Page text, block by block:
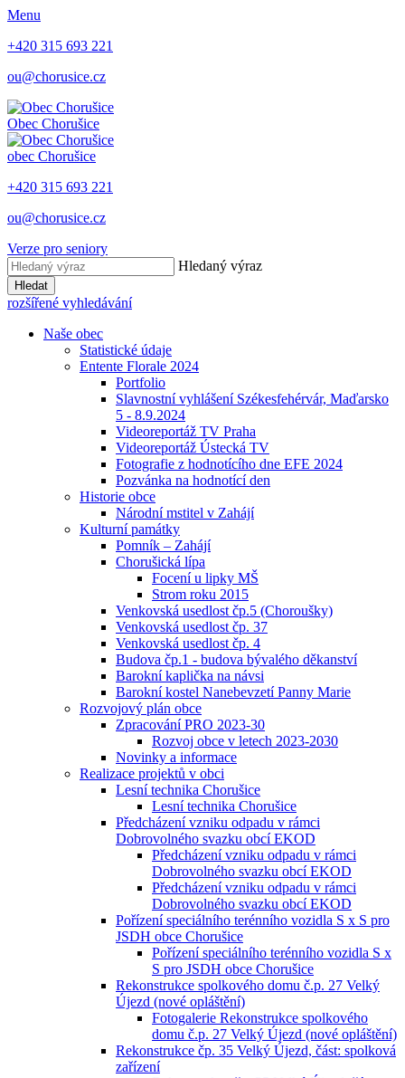
Menu
+420 315 693 221
ou@chorusice.cz
Obec Chorušice
obec Chorušice
+420 315 693 221
ou@chorusice.cz
Verze pro seniory
Hledaný výraz
Hledat
rozšířené vyhledávání
Naše obec
Statistické údaje
Entente Florale 2024
Portfolio
Slavnostní vyhlášení Székesfehérvár, Maďarsko
5 - 8.9.2024
Videoreportáž TV Praha
Videoreportáž Ústecká TV
Fotografie z hodnotícího dne EFE 2024
Pozvánka na hodnotící den
Historie obce
Národní mstitel v Zahájí
Kulturní památky
Pomník – Zahájí
Chorušická lípa
Focení u lipky MŠ
Strom roku 2015
Venkovská usedlost čp.5 (Choroušky)
Venkovská usedlost čp. 37
Venkovská usedlost čp. 4
Budova čp.1 - budova bývalého děkanství
Barokní kaplička na návsi
Barokní kostel Nanebevzetí Panny Marie
Rozvojový plán obce
Zpracování PRO 2023-30
Rozvoj obce v letech 2023-2030
Novinky a informace
Realizace projektů v obci
Lesní technika Chorušice
Lesní technika Chorušice
Předcházení vzniku odpadu v rámci
Dobrovolného svazku obcí EKOD
Předcházení vzniku odpadu v rámci
Dobrovolného svazku obcí EKOD
Předcházení vzniku odpadu v rámci
Dobrovolného svazku obcí EKOD
Pořízení speciálního terénního vozidla S x S pro
JSDH obce Chorušice
Pořízení speciálního terénního vozidla S x
S pro JSDH obce Chorušice
Rekonstrukce spolkového domu č.p. 27 Velký
Újezd (nové opláštění)
Fotogalerie Rekonstrukce spolkového
domu č.p. 27 Velký Újezd (nové opláštění)
Rekonstrukce čp. 35 Velký Újezd, část: spolková
zařízení